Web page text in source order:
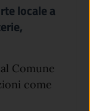
locale a
Comune
come